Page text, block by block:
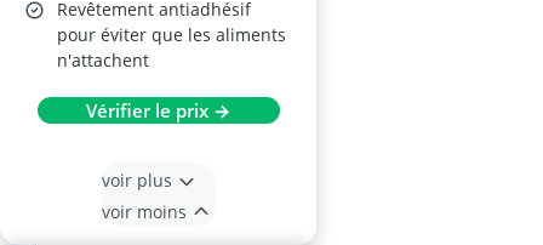
Revêtement antiadhésif
pour éviter que les aliments
n'attachent
Vérifier le prix →
voir plus
voir moins